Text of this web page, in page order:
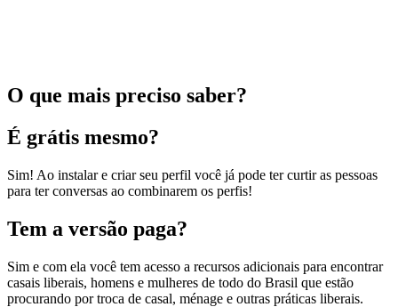
O que mais preciso saber?
É grátis mesmo?
Sim! Ao instalar e criar seu perfil você já pode ter curtir as pessoas
para ter conversas ao combinarem os perfis!
Tem a versão paga?
Sim e com ela você tem acesso a recursos adicionais para encontrar
casais liberais, homens e mulheres de todo do Brasil que estão
procurando por troca de casal, ménage e outras práticas liberais.